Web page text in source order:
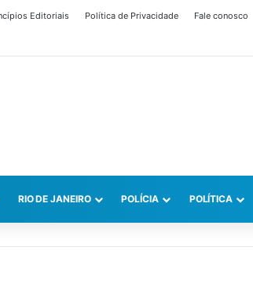
Editoriais Política de Privacidade Fale conosco
RIO DE JANEIRO POLÍCIA POLÍTICA